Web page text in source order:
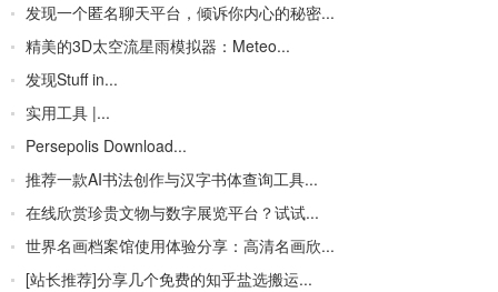
发现一个匿名聊天平台，倾诉你内心的秘密...
精美的3D太空流星雨模拟器：Meteo...
发现Stuff in...
实用工具 |...
Persepolis Download...
推荐一款AI书法创作与汉字书体查询工具...
在线欣赏珍贵文物与数字展览平台？试试...
世界名画档案馆使用体验分享：高清名画欣...
[站长推荐]分享几个免费的知乎盐选搬运...